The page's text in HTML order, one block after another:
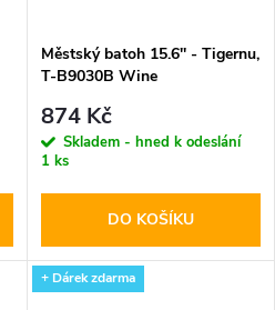
Městský batoh 15.6'' - Tigernu,
T-B9030B Wine
874 Kč
Skladem - hned k odeslání
1 ks
DO KOŠÍKU
+ Dárek zdarma